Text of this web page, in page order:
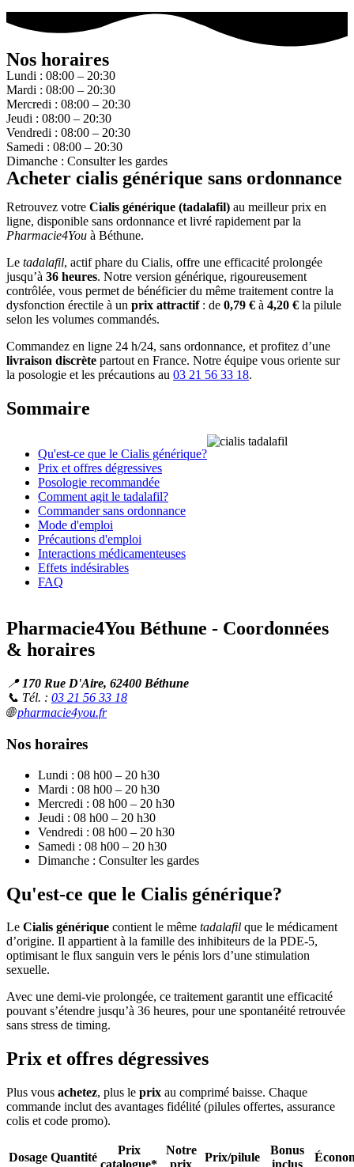
Nos horaires
Lundi : 08:00 – 20:30
Mardi : 08:00 – 20:30
Mercredi : 08:00 – 20:30
Jeudi : 08:00 – 20:30
Vendredi : 08:00 – 20:30
Samedi : 08:00 – 20:30
Dimanche : Consulter les gardes
Acheter cialis générique sans ordonnance
Retrouvez votre Cialis générique (tadalafil) au meilleur prix en
ligne, disponible sans ordonnance et livré rapidement par la
Pharmacie4You à Béthune.
Le tadalafil, actif phare du Cialis, offre une efficacité prolongée
jusqu’à 36 heures. Notre version générique, rigoureusement
contrôlée, vous permet de bénéficier du même traitement contre la
dysfonction érectile à un prix attractif: de 0,79 € à 4,20 € la pilule
selon les volumes commandés.
Commandez en ligne 24 h/24, sans ordonnance, et profitez d’une
livraison discrète partout en France. Notre équipe vous oriente sur
la posologie et les précautions au 03 21 56 33 18.
Sommaire
Qu'est-ce que le Cialis générique?
Prix et offres dégressives
Posologie recommandée
Comment agit le tadalafil?
Commander sans ordonnance
Mode d'emploi
Précautions d'emploi
Interactions médicamenteuses
Effets indésirables
FAQ
Pharmacie4You Béthune - Coordonnées
& horaires
📍 170 Rue D'Aire, 62400 Béthune
📞 Tél. : 03 21 56 33 18
🌐pharmacie4you.fr
Nos horaires
Lundi : 08 h00 – 20 h30
Mardi : 08 h00 – 20 h30
Mercredi : 08 h00 – 20 h30
Jeudi : 08 h00 – 20 h30
Vendredi : 08 h00 – 20 h30
Samedi : 08 h00 – 20 h30
Dimanche : Consulter les gardes
Qu'est-ce que le Cialis générique?
Le Cialis générique contient le même tadalafil que le médicament
d’origine. Il appartient à la famille des inhibiteurs de la PDE-5,
optimisant le flux sanguin vers le pénis lors d’une stimulation
sexuelle.
Avec une demi-vie prolongée, ce traitement garantit une efficacité
pouvant s’étendre jusqu’à 36 heures, pour une spontanéité retrouvée
sans stress de timing.
Prix et offres dégressives
Plus vous achetez, plus le prix au comprimé baisse. Chaque
commande inclut des avantages fidélité (pilules offertes, assurance
colis et code promo).
Dosage Quantité
Prix
Notre
Prix/pilule
Bonus